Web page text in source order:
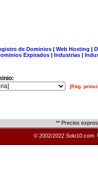
de Dominios| Web Hosting |
Expirados | Industrias |
[Pág.
** Precios
© 2002/2022 Solo10.com